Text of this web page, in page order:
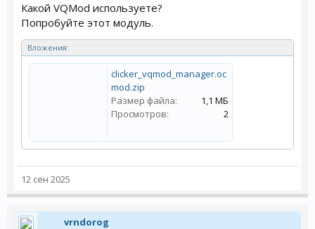
Какой VQMod используете?
Попробуйте этот модуль.
Вложения:
clicker_vqmod_manager.oc
mod.zip
Размер файла:
1,1 МБ
Просмотров:
2
12 сен 2025
vrndorog